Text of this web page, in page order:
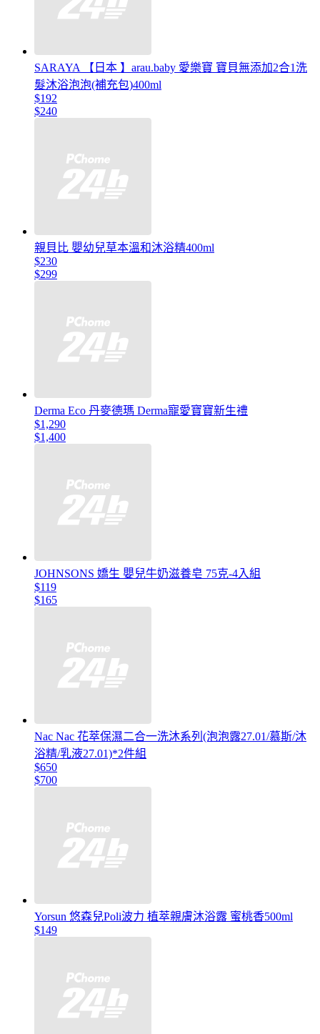
SARAYA 【日本 】arau.baby 愛樂寶 寶貝無添加2合1洗
髮沐浴泡泡(補充包)400ml
$192
$240
親貝比 嬰幼兒草本溫和沐浴精400ml
$230
$299
Derma Eco 丹麥德瑪 Derma寵愛寶寶新生禮
$1,290
$1,400
JOHNSONS 嬌生 嬰兒牛奶滋養皂 75克-4入組
$119
$165
Nac Nac 花萃保濕二合一洗沐系列(泡泡露27.01/慕斯/沐
浴精/乳液27.01)*2件組
$650
$700
Yorsun 悠森兒Poli波力 植萃親膚沐浴露 蜜桃香500ml
$149